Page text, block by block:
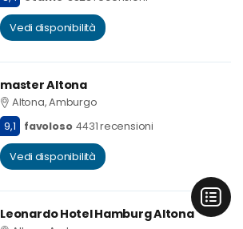
Vedi disponibilità
master Altona
Altona, Amburgo
9,1
favoloso 4431 recensioni
Vedi disponibilità
Leonardo Hotel Hamburg Altona